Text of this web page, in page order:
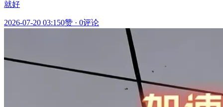
就好
2026-07-20 03:150赞 · 0评论